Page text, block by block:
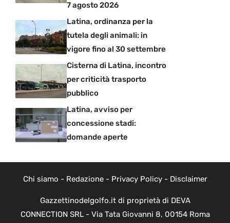
7 agosto 2026
Latina, ordinanza per la
tutela degli animali: in
vigore fino al 30 settembre
Cisterna di Latina, incontro
per criticità trasporto
pubblico
Latina, avviso per
concessione stadi:
domande aperte
Chi siamo - Redazione- Privacy Policy- Disclaimer
Gazzettinodelgolfo.it di proprietà di DEVA
CONNECTION SRL - Via Tata Giovanni 8, 00154 Roma